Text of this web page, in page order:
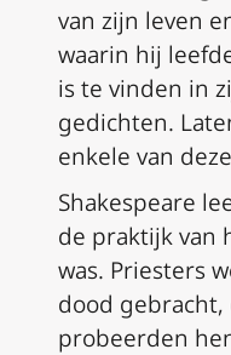
van zijn leven
waarin hij
is te vinden in
gedichten.
enkele van
Shakespeare
de praktijk van
was. Priesters
dood gebracht,
probeerden